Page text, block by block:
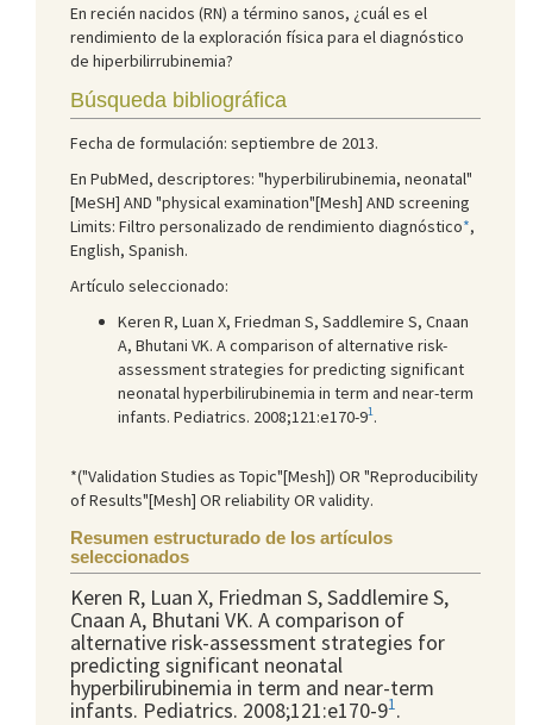
En recién nacidos (RN) a término sanos, ¿cuál es el
rendimiento de la exploración física para el diagnóstico
de hiperbilirrubinemia?
Búsqueda bibliográfica
Fecha de formulación: septiembre de 2013.
En PubMed, descriptores: "hyperbilirubinemia, neonatal"
[MeSH] AND "physical examination"[Mesh] AND screening
Limits: Filtro personalizado de rendimiento diagnóstico*,
English, Spanish.
Artículo seleccionado:
Keren R, Luan X, Friedman S, Saddlemire S, Cnaan
A, Bhutani VK. A comparison of alternative risk-
assessment strategies for predicting significant
neonatal hyperbilirubinemia in term and near-term
infants. Pediatrics. 2008;121:e170-91.
*("Validation Studies as Topic"[Mesh]) OR "Reproducibility
of Results"[Mesh] OR reliability OR validity.
Resumen estructurado de los artículos
seleccionados
Keren R, Luan X, Friedman S, Saddlemire S,
Cnaan A, Bhutani VK. A comparison of
alternative risk-assessment strategies for
predicting significant neonatal
hyperbilirubinemia in term and near-term
infants. Pediatrics. 2008;121:e170-91.